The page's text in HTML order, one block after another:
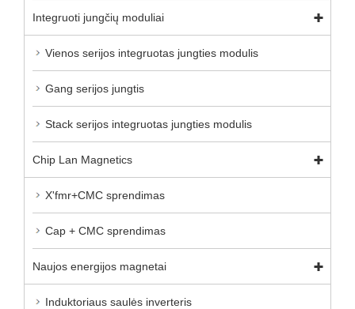
Integruoti jungčių moduliai
Vienos serijos integruotas jungties modulis
Gang serijos jungtis
Stack serijos integruotas jungties modulis
Chip Lan Magnetics
X'fmr+CMC sprendimas
Cap + CMC sprendimas
Naujos energijos magnetai
Induktoriaus saulės inverteris